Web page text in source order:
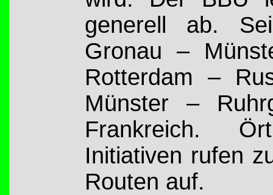
generell ab.
Gronau –
Rotterdam –
Münster –
Frankreich.
Initiativen rufen
Routen auf.